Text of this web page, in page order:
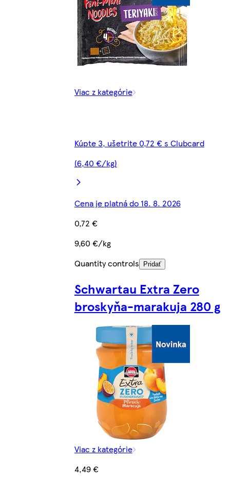
Viac z kategórie
Kúpte 3, ušetrite 0,72 € s Clubcard
(6,40 €/kg)
Cena je platná do 18. 8. 2026
0,72 €
9,60 €/kg
Quantity controls
Pridať
Schwartau Extra Zero
broskyňa-marakuja 280 g
Viac z kategórie
4,49 €